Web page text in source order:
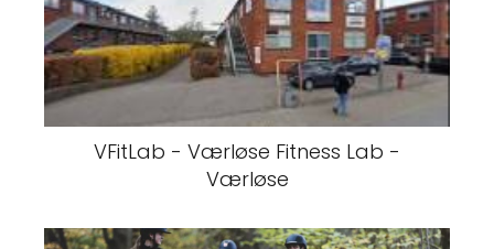
VFitLab - Værløse Fitness Lab -
Værløse